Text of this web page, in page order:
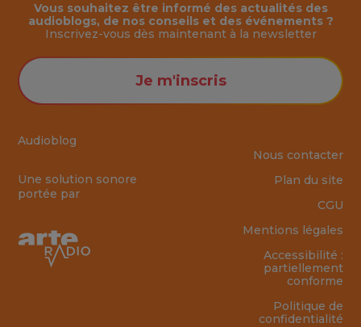
Audioblog
Une solution sonore
portée par
Vous souhaitez être informé des actualités des
audioblogs, de nos conseils et des événements ?
Inscrivez-vous dès maintenant à la newsletter
Je m'inscris
Nous contacter
Plan du site
CGU
Mentions légales
Accessibilité :
partiellement
conforme
Politique de
confidentialité